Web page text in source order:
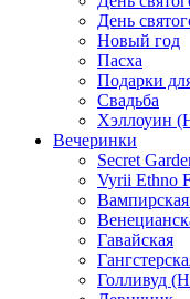
День
Новый год
Пасха
Подарки
Свадьба
Хэллоуин
Вечеринки
Secret
Vyrii Ethno
Гавайская
Голливуд